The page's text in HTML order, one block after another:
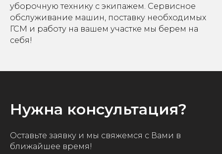
уборочную технику с экипажем. Сервисное
обслуживание машин, поставку необходимых
ГСМ и работу на вашем участке мы берем на
себя!
Нужна консультация?
Оставьте заявку и мы свяжемся с Вами в
ближайшее время!